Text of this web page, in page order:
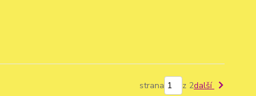
strana z 2další